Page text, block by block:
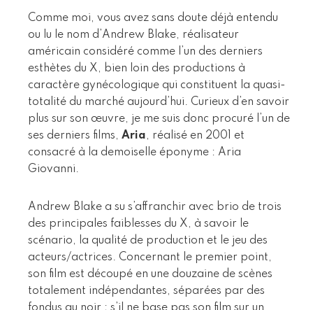
Comme moi, vous avez sans doute déjà entendu
ou lu le nom d’Andrew Blake, réalisateur
américain considéré comme l’un des derniers
esthètes du X, bien loin des productions à
caractère gynécologique qui constituent la quasi-
totalité du marché aujourd’hui. Curieux d’en savoir
plus sur son œuvre, je me suis donc procuré l’un de
ses derniers films, Aria, réalisé en 2001 et
consacré à la demoiselle éponyme : Aria
Giovanni.
Andrew Blake a su s’affranchir avec brio de trois
des principales faiblesses du X, à savoir le
scénario, la qualité de production et le jeu des
acteurs/actrices. Concernant le premier point,
son film est découpé en une douzaine de scènes
totalement indépendantes, séparées par des